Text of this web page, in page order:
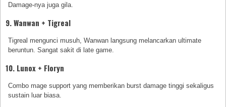
Damage-nya juga gila.
9. Wanwan + Tigreal
Tigreal mengunci musuh, Wanwan langsung melancarkan ultimate
beruntun. Sangat sakit di late game.
10. Lunox + Floryn
Combo mage support yang memberikan burst damage tinggi sekaligus
sustain luar biasa.